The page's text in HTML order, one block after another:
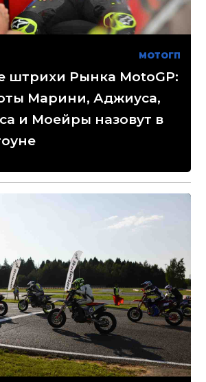
МОТОГП
штрихи Рынка MotoGP:
Марини, Аджиуса,
и Моейры назовут в